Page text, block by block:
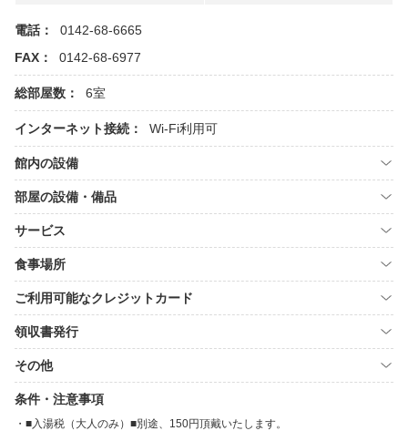
電話：
0142-68-6665
FAX：
0142-68-6977
総部屋数： 6室
インターネット接続： Wi-Fi利用可
館内の設備
部屋の設備・備品
サービス
食事場所
ご利用可能なクレジットカード
領収書発行
その他
条件・注意事項
■入湯税（大人のみ）■別途、150円頂戴いたします。